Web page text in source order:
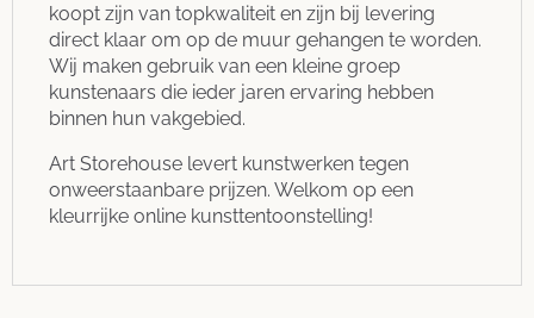
koopt zijn van topkwaliteit en zijn bij levering
direct klaar om op de muur gehangen te worden.
Wij maken gebruik van een kleine groep
kunstenaars die ieder jaren ervaring hebben
binnen hun vakgebied.
Art Storehouse levert kunstwerken tegen
onweerstaanbare prijzen. Welkom op een
kleurrijke online kunsttentoonstelling!